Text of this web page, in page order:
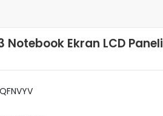
Notebook Ekran LCD